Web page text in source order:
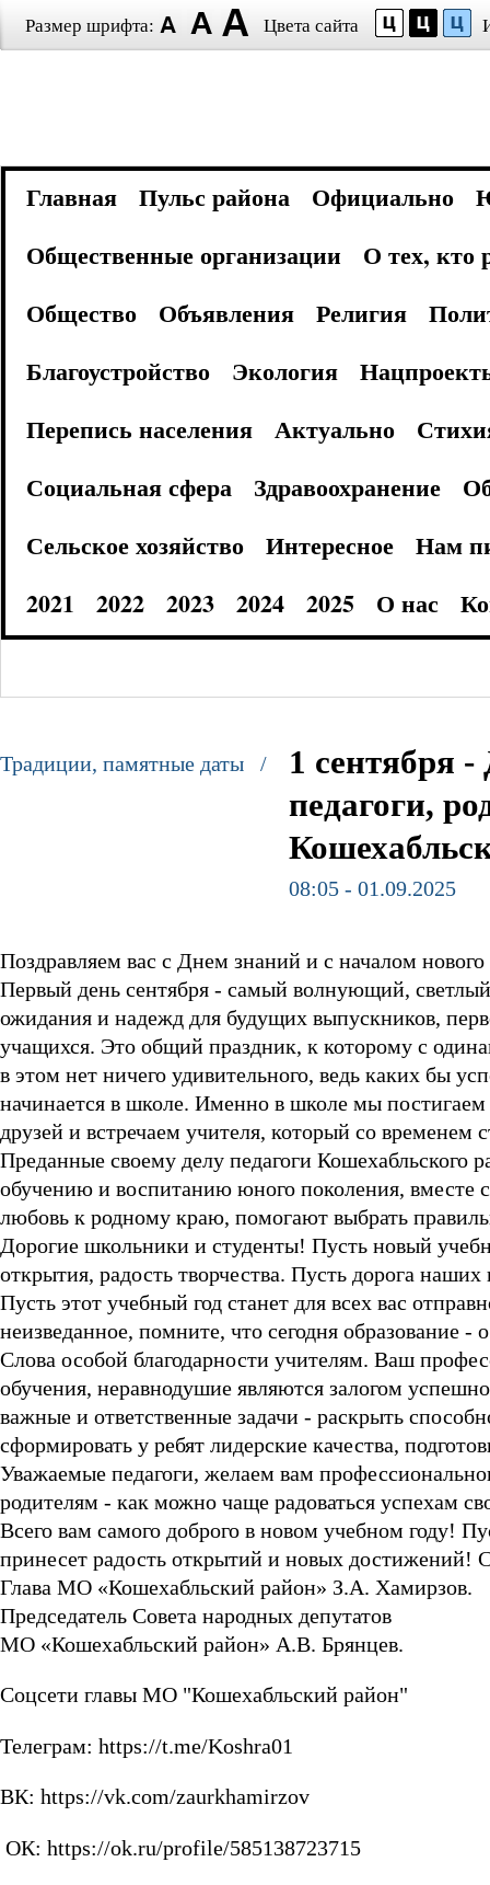
Размер шрифта: Цвета сайта
Главная Пульс района Официально
Общественные организации
О тех, кто
Общество
Объявления Религия
Благоустройство
Экология
Перепись населения
Актуально
Социальная сфера
Здравоохранение
Сельское хозяйство
Интересное
Нам
2021
2022 2023 2024 2025 О нас
Традиции, памятные даты /
1 сентября
педагоги,
08:05 - 01.09.2025
Поздравляем вас с Днем знаний и с началом нового
Первый день сентября - самый волнующий,
ожидания и надежд для будущих выпускников,
учащихся. Это общий праздник, к которому с
в этом нет ничего удивительного, ведь каких бы
начинается в школе. Именно в школе мы
друзей и встречаем учителя, который со временем
Преданные своему делу педагоги
обучению и воспитанию юного поколения, вместе
любовь к родному краю, помогают выбрать
Дорогие школьники и студенты! Пусть новый
открытия, радость творчества. Пусть дорога
Пусть этот учебный год станет для всех вас
неизведанное, помните, что сегодня образование -
Слова особой благодарности учителям. Ваш
обучения, неравнодушие являются залогом
важные и ответственные задачи - раскрыть
сформировать у ребят лидерские качества,
Уважаемые педагоги, желаем вам
родителям - как можно чаще радоваться успехам
Всего вам самого доброго в новом учебном году!
принесет радость открытий и новых достижений!
Глава МО «Кошехабльский район» З.А. Хамирзов.
Председатель Совета народных депутатов
МО «Кошехабльский район» А.В. Брянцев.
Соцсети главы МО "Кошехабльский район"
Телеграм: https://t.me/Koshra01
ВК: https://vk.com/zaurkhamirzov
ОК: https://ok.ru/profile/585138723715